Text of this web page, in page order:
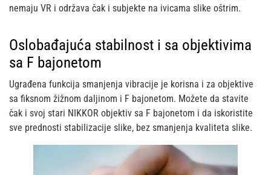
nemaju VR i održava čak i subjekte na ivicama slike oštrim.
Oslobađajuća stabilnost i sa objektivima
sa F bajonetom
Ugrađena funkcija smanjenja vibracije je korisna i za objektive
sa fiksnom žižnom daljinom i F bajonetom. Možete da stavite
čak i svoj stari NIKKOR objektiv sa F bajonetom i da iskoristite
sve prednosti stabilizacije slike, bez smanjenja kvaliteta slike.